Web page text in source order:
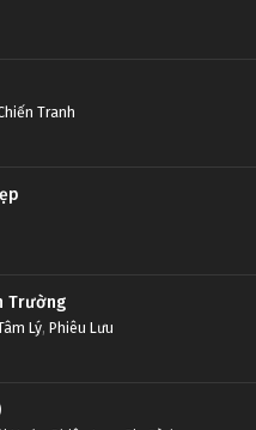
Tranh
Trường
Lý, Phiêu Lưu